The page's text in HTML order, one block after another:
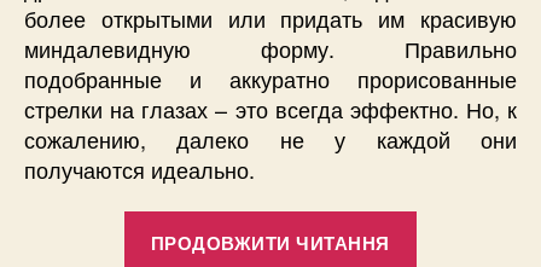
более открытыми или придать им красивую
миндалевидную форму. Правильно
подобранные и аккуратно прорисованные
стрелки на глазах – это всегда эффектно. Но, к
сожалению, далеко не у каждой они
получаются идеально.
ПРОДОВЖИТИ ЧИТАННЯ